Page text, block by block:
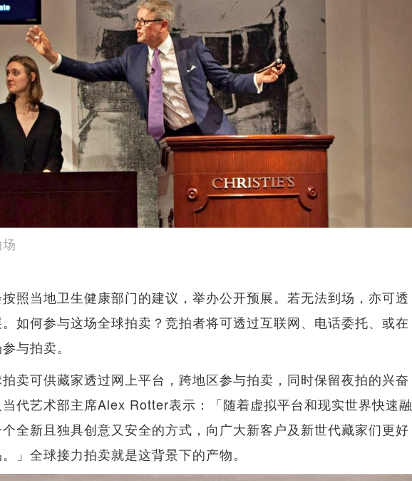
照当地卫生健康部门的建议，举办公开预展。若无法到场，亦可透
如何参与这场全球拍卖？竞拍者将可透过互联网、电话委托、或在
与拍卖。
卖可供藏家透过网上平台，跨地区参与拍卖，同时保留夜拍的兴奋
代艺术部主席Alex Rotter表示：「随着虚拟平台和现实世界快速融
全新且独具创意又安全的方式，向广大新客户及新世代藏家们更好
」全球接力拍卖就是这背景下的产物。